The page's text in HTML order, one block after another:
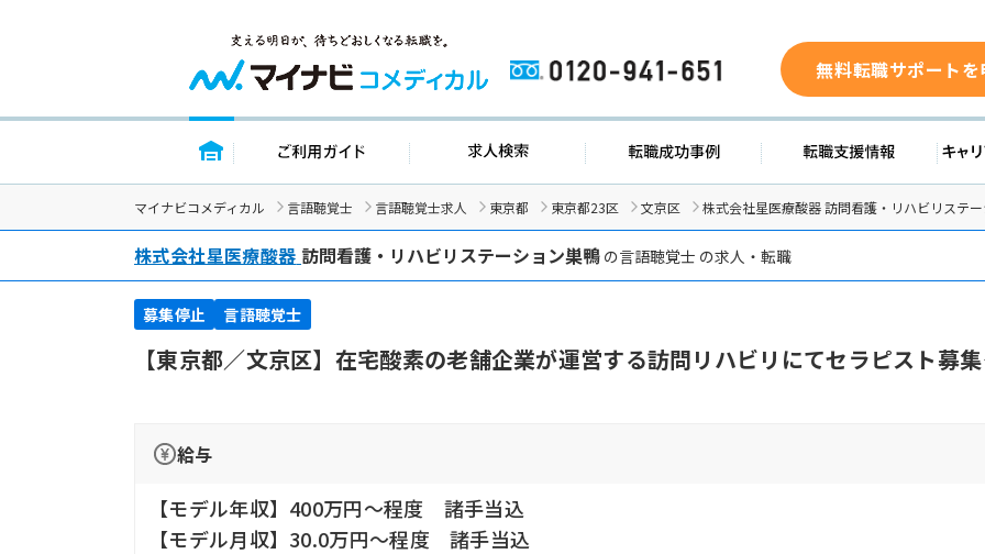
0120-941-651 無料転職サポート
トップページ ご利用ガイド 求人検索 転職成功事例 転職支
マイナビコメディカル 言語聴覚士 言語聴覚士求人 東京都 東京都23区 文京区 株式会社星医療酸器 訪問看護・リハビリステ
株式会社星医療酸器 訪問看護・リハビリステーション巣鴨 の言語聴覚士 の求人・転職
募集停止 言語聴覚士
【東京都／文京区】在宅酸素の老舗企業が運営する訪問リハビリにてセラピスト募
給与
【モデル年収】400万円〜程度 諸手当込
【モデル月収】30.0万円〜程度 諸手当込